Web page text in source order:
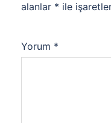
alanlar * ile
Yorum *